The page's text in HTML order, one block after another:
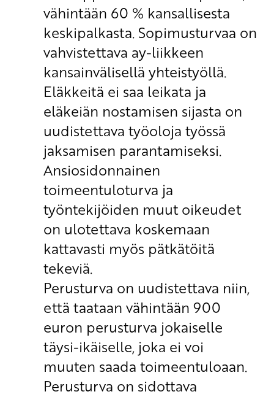
vähintään 60 % kansallisesta
keskipalkasta. Sopimusturvaa on
vahvistettava ay-liikkeen
kansainvälisellä yhteistyöllä.
Eläkkeitä ei saa leikata ja
eläkeiän nostamisen sijasta on
uudistettava työoloja työssä
jaksamisen parantamiseksi.
Ansiosidonnainen
toimeentuloturva ja
työntekijöiden muut oikeudet
on ulotettava koskemaan
kattavasti myös pätkätöitä
tekeviä.
Perusturva on uudistettava niin,
että taataan vähintään 900
euron perusturva jokaiselle
täysi-ikäiselle, joka ei voi
muuten saada toimeentuloaan.
Perusturva on sidottava